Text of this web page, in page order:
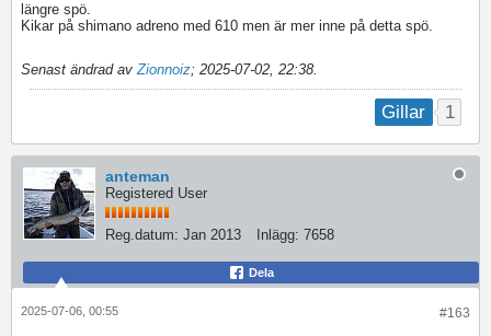
längre spö.
Kikar på shimano adreno med 610 men är mer inne på detta spö.
Senast ändrad avZionnoiz; 2025-07-02, 22:38.
Gillar 1
anteman
Registered User
Reg.datum: Jan 2013 Inlägg: 7658
Dela
#163
2025-07-06, 00:55